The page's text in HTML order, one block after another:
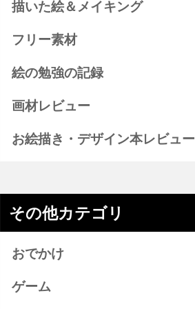
描いた絵＆メイキング
フリー素材
絵の勉強の記録
画材レビュー
お絵描き・デザイン本レビュー
その他カテゴリ
おでかけ
ゲーム